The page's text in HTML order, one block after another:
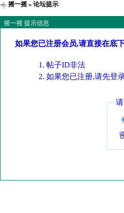
摇一摇» 论坛提示
摇一摇 提示信息
如果您已注册会员,请直接在底
帖子ID非法
如果您已注册,请先登